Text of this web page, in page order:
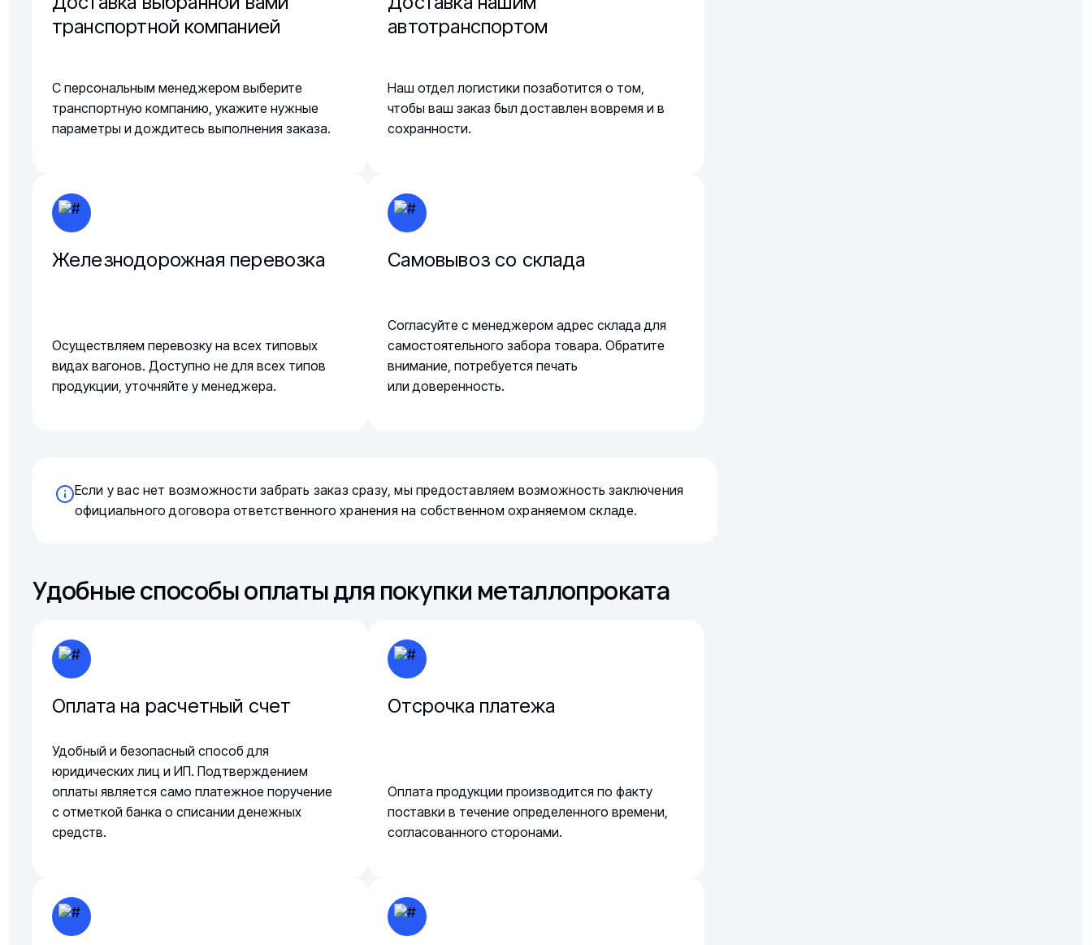
транспортной компанией
С персональным менеджером выберите
транспортную компанию, укажите нужные
параметры и дождитесь выполнения заказа.
автотранспортом
Наш отдел логистики позаботится о том,
чтобы ваш заказ был доставлен вовремя и в
сохранности.
Железнодорожная перевозка
Осуществляем перевозку на всех типовых
видах вагонов. Доступно не для всех типов
продукции, уточняйте у менеджера.
Самовывоз со склада
Согласуйте с менеджером адрес склада для
самостоятельного забора товара. Обратите
внимание, потребуется печать
или доверенность.
Если у вас нет возможности забрать заказ сразу, мы предоставляем возможность заключения
официального договора ответственного хранения на собственном охраняемом складе.
Удобные способы оплаты для покупки металлопроката
Оплата на расчетный счет
Удобный и безопасный способ для
юридических лиц и ИП. Подтверждением
оплаты является само платежное поручение
с отметкой банка о списании денежных
средств.
Отсрочка платежа
Оплата продукции производится по факту
поставки в течение определенного времени,
согласованного сторонами.